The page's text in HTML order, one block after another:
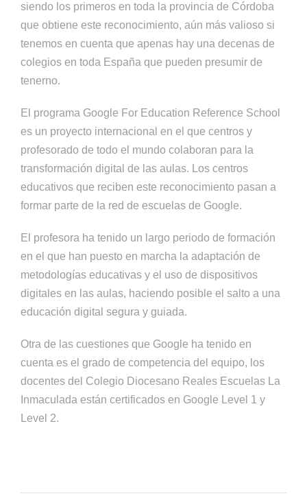
siendo los primeros en toda la provincia de Córdoba
que obtiene este reconocimiento, aún más valioso si
tenemos en cuenta que apenas hay una decenas de
colegios en toda España que pueden presumir de
tenerno.
El programa Google For Education Reference School
es un proyecto internacional en el que centros y
profesorado de todo el mundo colaboran para la
transformación digital de las aulas. Los centros
educativos que reciben este reconocimiento pasan a
formar parte de la red de escuelas de Google.
El profesora ha tenido un largo periodo de formación
en el que han puesto en marcha la adaptación de
metodologías educativas y el uso de dispositivos
digitales en las aulas, haciendo posible el salto a una
educación digital segura y guiada.
Otra de las cuestiones que Google ha tenido en
cuenta es el grado de competencia del equipo, los
docentes del Colegio Diocesano Reales Escuelas La
Inmaculada están certificados en Google Level 1 y
Level 2.